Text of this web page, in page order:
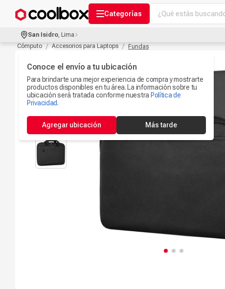
Categorías
¿Qué estás buscando?
3.
Ipad
Iphone 17
Camaras Seguridad
Microfono
San Isidro, Lima
Conoce el envío a tu ubicación
Para brindarte una mejor experiencia de compra y mostrarte
productos disponibles en tu área. La información sobre tu
ubicación será tratada conforme nuestra Política de
Privacidad.
Agregar ubicación Más tarde
Cómputo
Accesorios para Laptops Fundas